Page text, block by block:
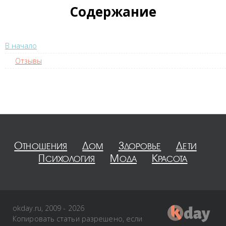
Содержание
В начало
Отзывы
Отношения Дом Здоровье
Дети
Психология
Мода Красота
okday.ru, 2009 - 2026
Копировать статьи разрешено, если